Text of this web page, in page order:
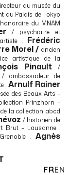
du musée du
du Palais de Tokyo
du MNAM
/ psychiatre et
. Frédéric
Morel / ancien
artistique de la
Pinault /
/ ambassadeur de
.Arnulf Rainer
des Beaux Arts –
Prinzhorn –
la collection abcd
/ historien de
Brut – Lausanne .
. Agnès
FREN